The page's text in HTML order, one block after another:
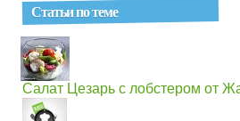
Статьи по теме
Салат Цезарь с лобстером от